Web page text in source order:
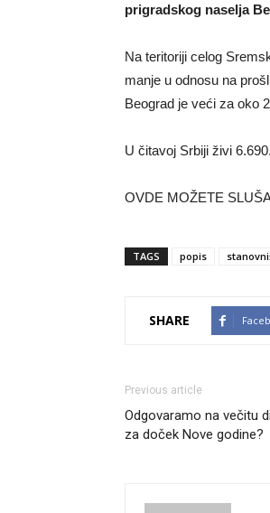
prigradskog naselja
Na teritoriji celog
manje u odnosu na
Beograd je veći za oko
U čitavoj Srbiji živi
OVDE MOŽETE
TAGS popis
SHARE
Previous article
Odgovaramo na večitu
za doček Nove godine?